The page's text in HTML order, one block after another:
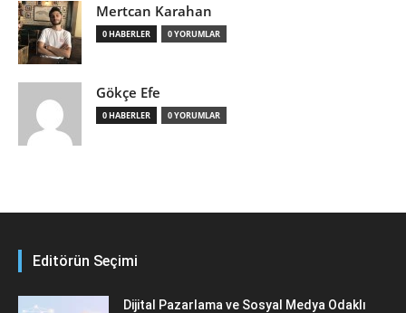
Mertcan Karahan
0 HABERLER 0 YORUMLAR
Gökçe Efe
0 HABERLER 0 YORUMLAR
Editörün Seçimi
Dijital Pazarlama ve Sosyal Medya Odaklı